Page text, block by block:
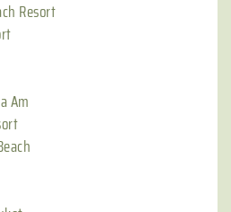
Resort
Am